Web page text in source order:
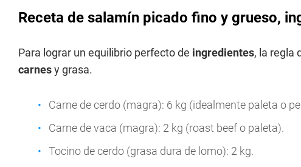
Receta de salamín picado fino y grueso,
Para lograr un equilibrio perfecto de ingredientes, la regla
carnesy grasa.
Carne de cerdo (magra): 6 kg (idealmente paleta o
Carne de vaca (magra): 2 kg (roast beef o paleta).
Tocino de cerdo (grasa dura de lomo): 2 kg.